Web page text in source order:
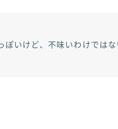
ぽいけど、不味いわけではな